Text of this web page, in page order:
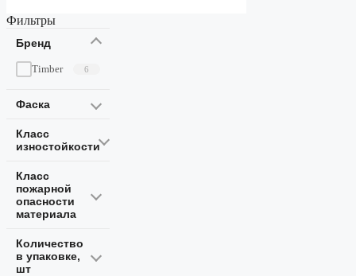
Фильтры
Бренд
Timber 6
Фаска
Класс
изностойкости
Класс
пожарной
опасности
материала
Количество
в упаковке,
шт